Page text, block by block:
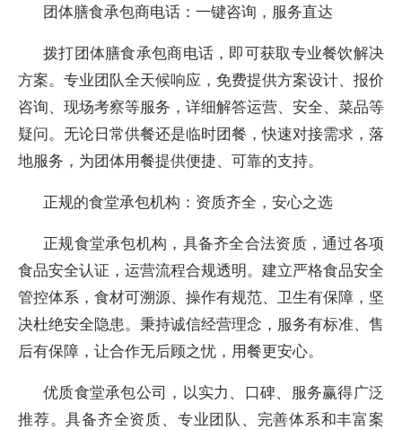
团体膳食承包商电话：一键咨询，服务直达
拨打团体膳食承包商电话，即可获取专业餐饮解决
方案。专业团队全天候响应，免费提供方案设计、报价
咨询、现场考察等服务，详细解答运营、安全、菜品等
疑问。无论日常供餐还是临时团餐，快速对接需求，落
地服务，为团体用餐提供便捷、可靠的支持。
正规的食堂承包机构：资质齐全，安心之选
正规食堂承包机构，具备齐全合法资质，通过各项
食品安全认证，运营流程合规透明。建立严格食品安全
管控体系，食材可溯源、操作有规范、卫生有保障，坚
决杜绝安全隐患。秉持诚信经营理念，服务有标准、售
后有保障，让合作无后顾之忧，用餐更安心。
优质食堂承包公司，以实力、口碑、服务赢得广泛
推荐。具备齐全资质、专业团队、完善体系和丰富案